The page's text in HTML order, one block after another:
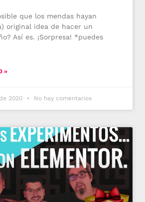
que los mendas hayan
original idea de hacer un
Así es. ¡Sorpresa! *puedes
»
2020 No hay comentarios